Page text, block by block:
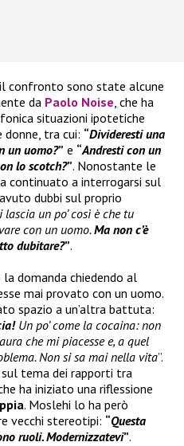
confronto sono state alcune
da Paolo Noise, che ha
situazioni ipotetiche
tra cui: “Divideresti una
un uomo?” e “Andresti con un
lo scotch?”. Nonostante le
continuato a interrogarsi sul
dubbi sul proprio
lascia un po’ così è che tu
con un uomo.Ma non c’è
dubitare?”.
domanda chiedendo al
mai provato con un uomo.
spazio a un’altra battuta:
Un po’ come la cocaina: non
che mi piacesse e, a quel
Non si sa mai nella vita”.
tema dei rapporti tra
ha iniziato una riflessione
. Moslehi lo ha però
vecchi stereotipi: “Questa
ruoli. Modernizzatevi”.